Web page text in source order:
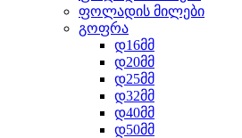
ფოლადის მილები
გოფრა
დ16მმ
დ20მმ
დ25მმ
დ32მმ
დ40მმ
დ50მმ